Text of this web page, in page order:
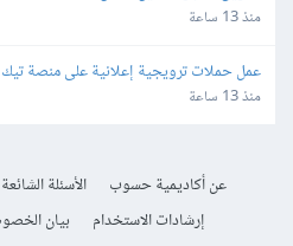
منذ 13 ساعة
عمل حملات ترويجية إعلانية على منصة
منذ 13 ساعة
عن أكاديمية حسوب الأسئلة الشائعة
إرشادات الاستخدام
بيان